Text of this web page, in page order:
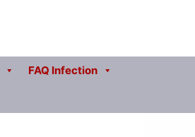
FAQ Infection